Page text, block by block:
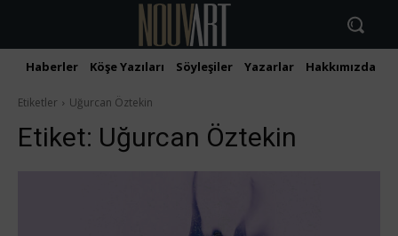
Haberler Köşe Yazıları Söyleşiler Yazarlar Hakkımızda
Etiketler Uğurcan Öztekin
Etiket: Uğurcan Öztekin